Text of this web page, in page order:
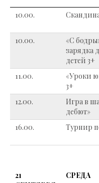
10.00.
10.00.
«С
зарядка
детей 3+
11.00.
«Уроки
3+
12.00.
Игра в
дебют»
16.00. Турнир
21
СРЕДА